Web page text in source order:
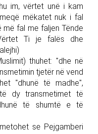
im, vërtet unë i kam
mëkatet nuk i fal
më fal me faljen Tënde
Ti je falës dhe
thuhet: "dhe në
tjetër në vend
"dhunë të madhe",
dy transmetimet të
të shumtë e të
se Pej­gam­be­ri